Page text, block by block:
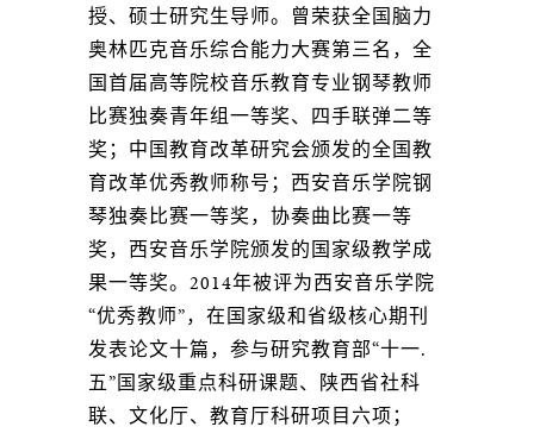
授、硕士研究生导师。曾荣获全国脑力
奥林匹克音乐综合能力大赛第三名，全
国首届高等院校音乐教育专业钢琴教师
比赛独奏青年组一等奖、四手联弹二等
奖；中国教育改革研究会颁发的全国教
育改革优秀教师称号；西安音乐学院钢
琴独奏比赛一等奖，协奏曲比赛一等
奖，西安音乐学院颁发的国家级教学成
果一等奖。2014年被评为西安音乐学院
“优秀教师”，在国家级和省级核心期刊
发表论文十篇，参与研究教育部“十一.
五”国家级重点科研课题、陕西省社科
联、文化厅、教育厅科研项目六项；